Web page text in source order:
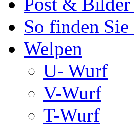
So finden Sie
Welpen
U- Wurf
V-Wurf
T-Wurf